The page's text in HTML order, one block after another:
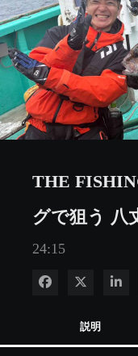
THE
グで狙う 八
24:15
Facebook で共有
Xで共有
説明